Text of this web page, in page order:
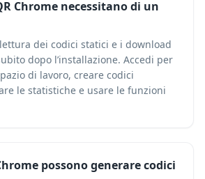
Chrome necessitano di un
dei codici statici e i download
dopo l’installazione. Accedi per
di lavoro, creare codici
le statistiche e usare le funzioni
possono generare codici